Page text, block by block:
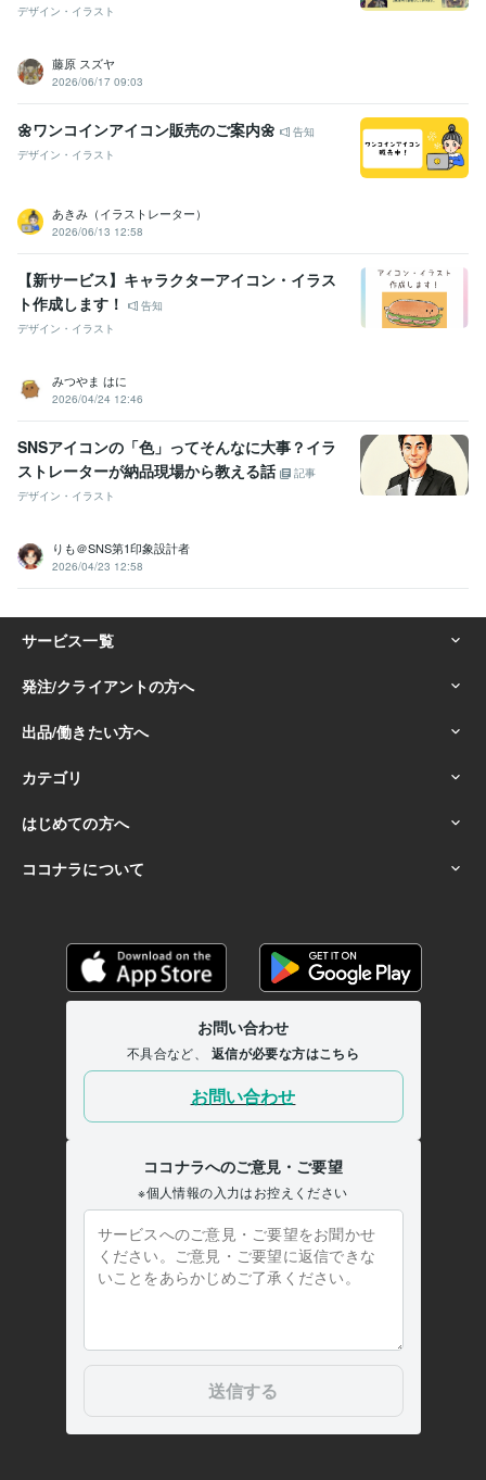
デザイン・イラスト
藤原 スズヤ
2026/06/17 09:03
🌼ワンコインアイコン販売のご案内🌼
告知
デザイン・イラスト
あきみ（イラストレーター）
2026/06/13 12:58
【新サービス】キャラクターアイコン・イラス
ト作成します！
告知
デザイン・イラスト
みつやま はに
2026/04/24 12:46
SNSアイコンの「色」ってそんなに大事？イラ
ストレーターが納品現場から教える話
記事
デザイン・イラスト
りも＠SNS第1印象設計者
2026/04/23 12:58